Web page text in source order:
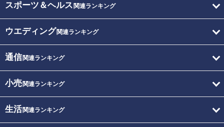
スポーツ＆ヘルス 関連ランキング
ウエディング関連ランキング
通信関連ランキング
小売関連ランキング
生活関連ランキング